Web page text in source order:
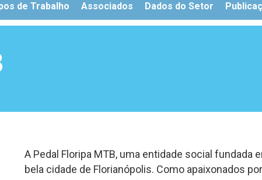
de Trabalho Associados Dados do Setor
A Pedal Floripa MTB, uma entidade social fundada
bela cidade de Florianópolis. Como apaixonados